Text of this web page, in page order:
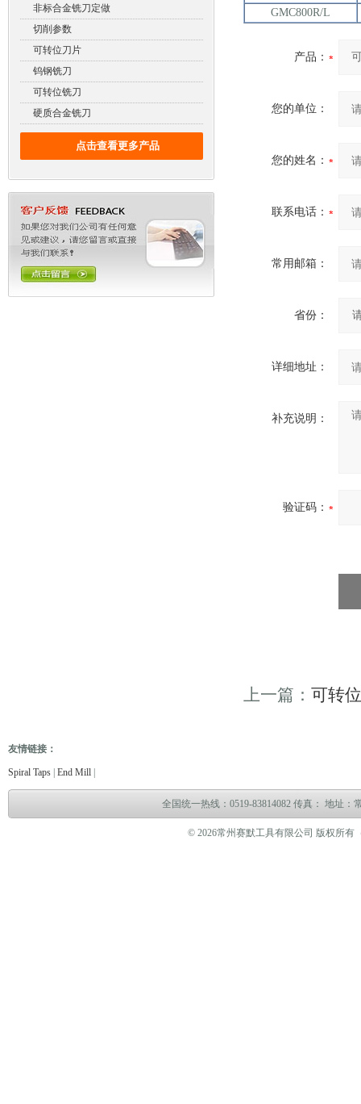
非标合金铣刀定做
切削参数
可转位刀片
钨钢铣刀
可转位铣刀
硬质合金铣刀
点击查看更多产品
GMC800R/L
产品：
您的单位：
您的姓名：
联系电话：
常用邮箱：
省份：
详细地址：
补充说明：
验证码：
上一篇： 可转
友情链接：
Spiral Taps End Mill
电缆故障测试仪 电缆故障测试仪
全国统一热线：0519-83814082 传真： 地址：
© 2026常州赛默工具有限公司 版权所有